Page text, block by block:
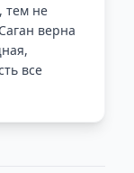
тем не
верна
все